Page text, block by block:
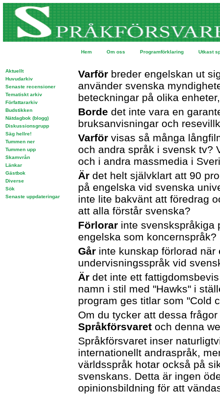
Hem Om oss Programförklaring Utkast
Aktuellt
Huvudarkiv
Senaste recensioner
Tematiskt arkiv
Författararkiv
Budstikken
Nätdagbok (blogg)
Diskussionsgrupp
Säg hellre!
Tummen ner
Tummen upp
Skamvrån
Länkar
Gästbok
Diverse
Sök
Senaste uppdateringar
Varför breder engelskan ut
använder svenska
beteckningar på olika
Borde det inte vara en
bruksanvisningar och
Varför visas så många
och andra språk i svensk tv?
och i andra massmedia i
Är det helt självklart att 90
på engelska vid svenska
inte lite bakvänt att föredrag
att alla förstår svenska?
Förlorar inte svenskspråkiga
engelska som koncernspråk?
Går inte kunskap förlorad
undervisningsspråk vid
Är det inte ett
namn i stil med "Hawks" i
program ges titlar som "Cold
Om du tycker att dessa
Språkförsvaret och denna
Språkförsvaret inser
internationellt andraspråk,
världsspråk hotar också på
svenskans. Detta är ingen
opinionsbildning för att